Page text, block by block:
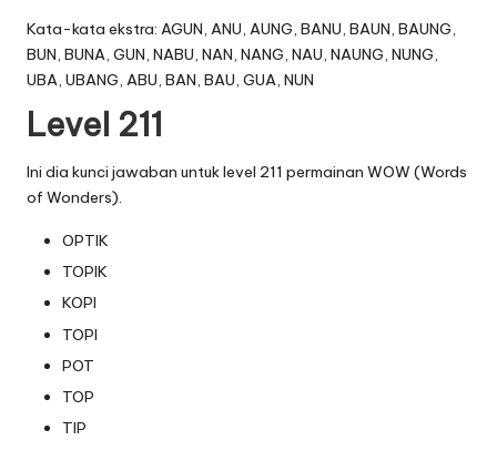
Kata-kata ekstra: AGUN, ANU, AUNG, BANU, BAUN, BAUNG,
BUN, BUNA, GUN, NABU, NAN, NANG, NAU, NAUNG, NUNG,
UBA, UBANG, ABU, BAN, BAU, GUA, NUN
Level 211
Ini dia kunci jawaban untuk level 211 permainan WOW (Words
of Wonders).
OPTIK
TOPIK
KOPI
TOPI
POT
TOP
TIP